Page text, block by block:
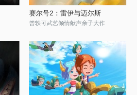
赛尔号2：雷伊与迈尔斯
曾轶可武艺倾情献声亲子大作